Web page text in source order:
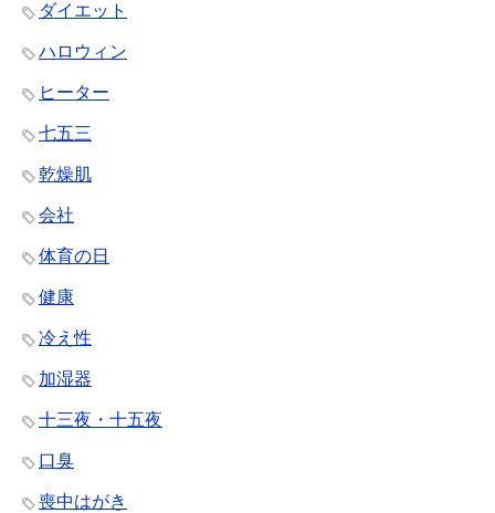
ダイエット
ハロウィン
ヒーター
七五三
乾燥肌
会社
体育の日
健康
冷え性
加湿器
十三夜・十五夜
口臭
喪中はがき